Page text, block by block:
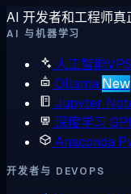
AI 开发者和工程师真
AI 与机器学习
人工智能VPS
Ollama New
Jupyter
深度学习
Anaconda
开发者与 DEVOPS